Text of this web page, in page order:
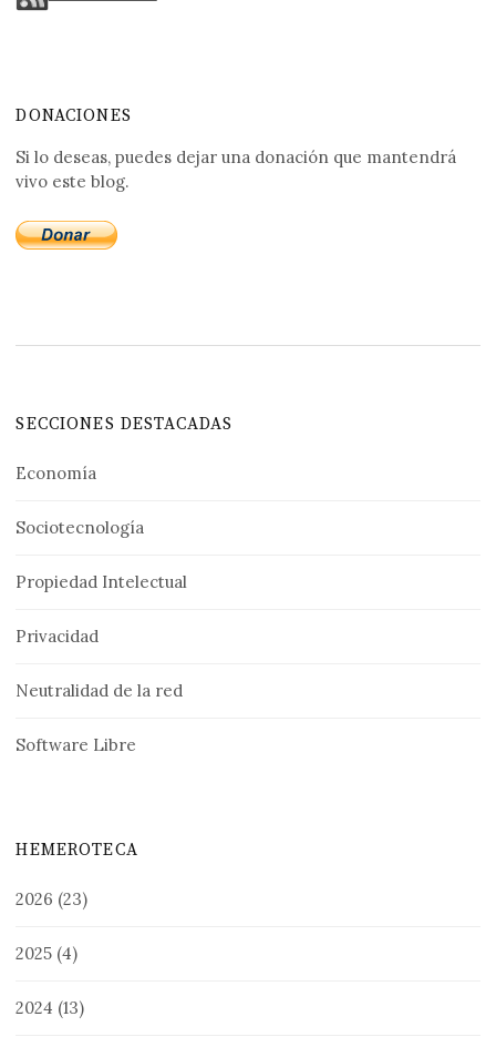
DONACIONES
Si lo deseas, puedes dejar una donación que mantendrá
vivo este blog.
SECCIONES DESTACADAS
Economía
Sociotecnología
Propiedad Intelectual
Privacidad
Neutralidad de la red
Software Libre
HEMEROTECA
2026 (23)
2025 (4)
2024 (13)